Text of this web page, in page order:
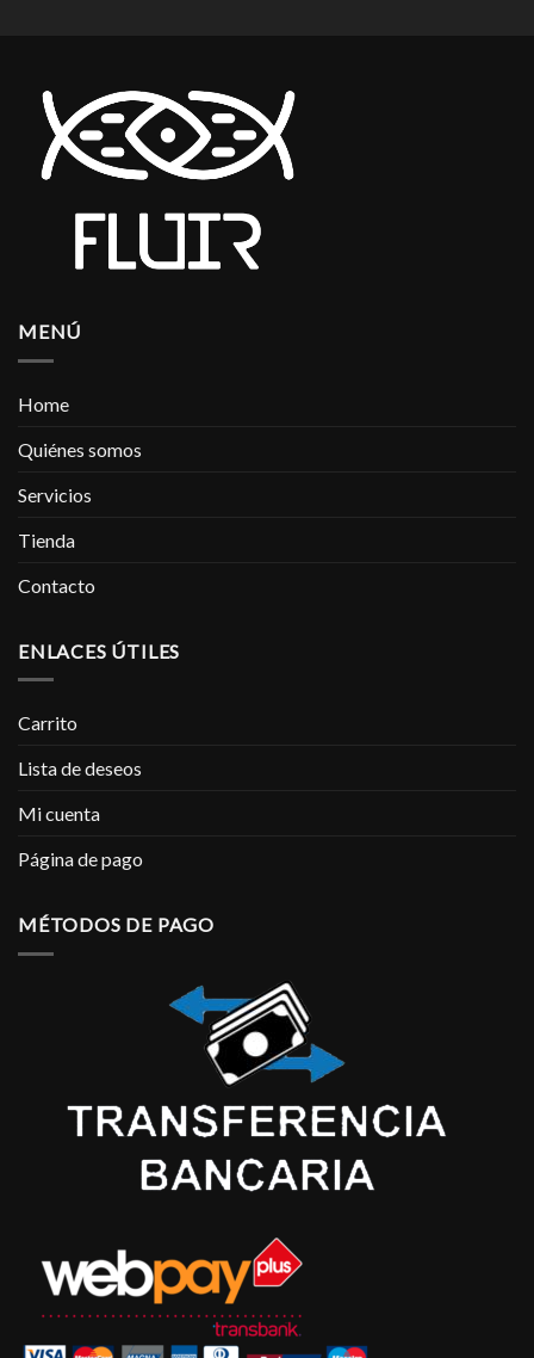
MENÚ
Home
Quiénes somos
Servicios
Tienda
Contacto
ENLACES ÚTILES
Carrito
Lista de deseos
Mi cuenta
Página de pago
MÉTODOS DE PAGO